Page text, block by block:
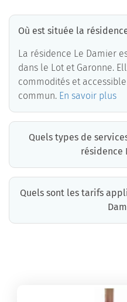
Où est située la
La résidence Le Damier
dans le Lot et Garonne.
commodités et
commun. En savoir plus
Quels types de
résidence
Quels sont les tarifs